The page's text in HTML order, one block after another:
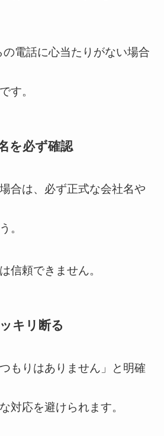
電話に心当たりがない場合
す。
を必ず確認
合は、必ず正式な会社名や
。
信頼できません。
キリ断る
もりはありません」と明確
対応を避けられます。